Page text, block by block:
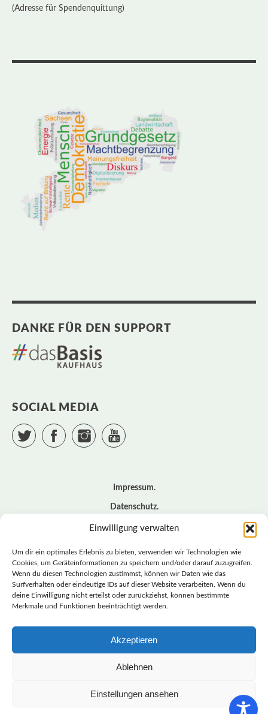
Einwilligung verwalten
Um dir ein optimales Erlebnis zu bieten, verwenden wir Technologien wie
Cookies, um Geräteinformationen zu speichern und/oder darauf zuzugreifen.
Wenn du diesen Technologien zustimmst, können wir Daten wie das
Surfverhalten oder eindeutige IDs auf dieser Website verarbeiten. Wenn du
deine Einwilligung nicht erteilst oder zurückziehst, können bestimmte
Merkmale und Funktionen beeinträchtigt werden.
Akzeptieren
Ablehnen
Einstellungen ansehen
(Adresse für Spendenquittung)
DANKE FÜR DEN SUPPORT
SOCIAL MEDIA
Twitter Facebook Instagram
Impressum
Datenschutz
Cookie – Richtlinie (EU)
© BASISDEMOKRATISCHE PARTEI DEUTSCHLAND *
LANDESVERBAND SACHSEN
LANDESVERBAND
SACHSEN | DIEBASIS
BASISDEMOKRATISCHE PARTEI DEUTSCHLAND –